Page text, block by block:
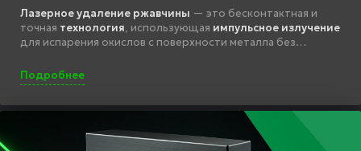
Лазерное удаление ржавчины — это бесконтактная и
точная технология, использующая импульсное излучение
для испарения окислов с поверхности металла без
Подробнее